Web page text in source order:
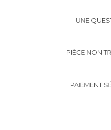
UNE
PIÈCE NON
PAIEMENT